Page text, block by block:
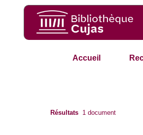
Accueil
Résultats 1 document